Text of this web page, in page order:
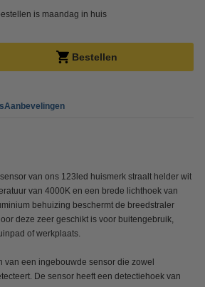
is maandag in huis
Bestellen
Aanbevelingen
van ons 123led huismerk straalt helder wit
van 4000K en een brede lichthoek van
behuizing beschermt de breedstraler
deze zeer geschikt is voor buitengebruik,
of werkplaats.
van een ingebouwde sensor die zowel
De sensor heeft een detectiehoek van